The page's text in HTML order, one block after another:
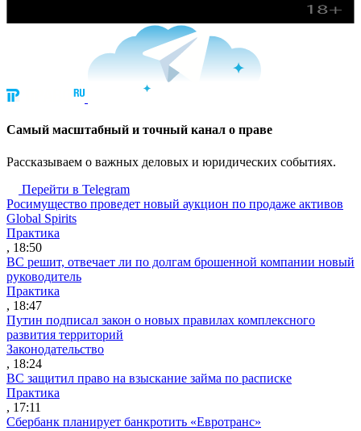
Cамый масштабный и точный канал о праве
Рассказываем о важных деловых и юридических событиях.
Перейти в Telegram
Росимущество проведет новый аукцион по продаже активов
Global Spirits
Практика
, 18:50
ВС решит, отвечает ли по долгам брошенной компании новый
руководитель
Практика
, 18:47
Путин подписал закон о новых правилах комплексного
развития территорий
Законодательство
, 18:24
ВС защитил право на взыскание займа по расписке
Практика
, 17:11
Сбербанк планирует банкротить «Евротранс»